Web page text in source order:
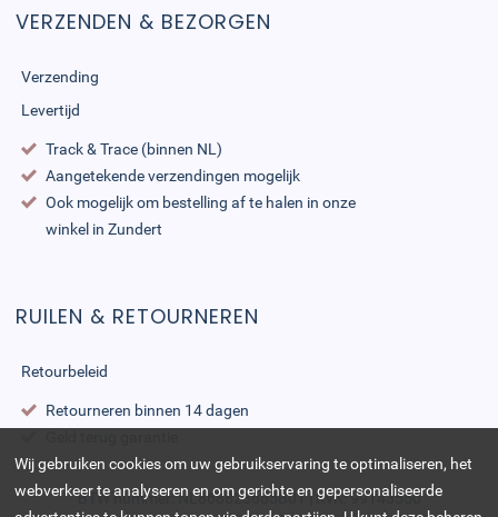
VERZENDEN & BEZORGEN
Verzending
Levertijd
Track & Trace (binnen NL)
Aangetekende verzendingen mogelijk
Ook mogelijk om bestelling af te halen in onze
winkel in Zundert
RUILEN & RETOURNEREN
Retourbeleid
Retourneren binnen 14 dagen
BTW nummer: NL868823685B01 | KvK: 99143550
Wij gebruiken cookies om uw gebruikservaring te optimaliseren, het
webverkeer te analyseren en om gerichte en gepersonaliseerde